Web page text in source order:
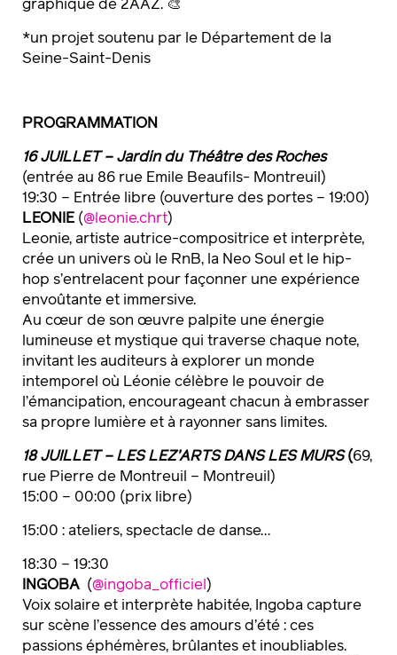
graphique de 2AAZ. 🎨
*un projet soutenu par le Département de la
Seine-Saint-Denis
PROGRAMMATION
16 JUILLET – Jardin du Théâtre des Roches
(entrée au 86 rue Emile Beaufils- Montreuil)
19:30 – Entrée libre (ouverture des portes – 19:00)
LEONIE (@leonie.chrt)
Leonie, artiste autrice-compositrice et interprète,
crée un univers où le RnB, la Neo Soul et le hip-
hop s’entrelacent pour façonner une expérience
envoûtante et immersive.
Au cœur de son œuvre palpite une énergie
lumineuse et mystique qui traverse chaque note,
invitant les auditeurs à explorer un monde
intemporel où Léonie célèbre le pouvoir de
l’émancipation, encourageant chacun à embrasser
sa propre lumière et à rayonner sans limites.
18 JUILLET – LES LEZ’ARTS DANS LES MURS(69,
rue Pierre de Montreuil – Montreuil)
15:00 – 00:00 (prix libre)
15:00 : ateliers, spectacle de danse…
18:30 – 19:30
INGOBA (@ingoba_officiel )
Voix solaire et interprète habitée, Ingoba capture
sur scène l’essence des amours d’été : ces
passions éphémères, brûlantes et inoubliables.